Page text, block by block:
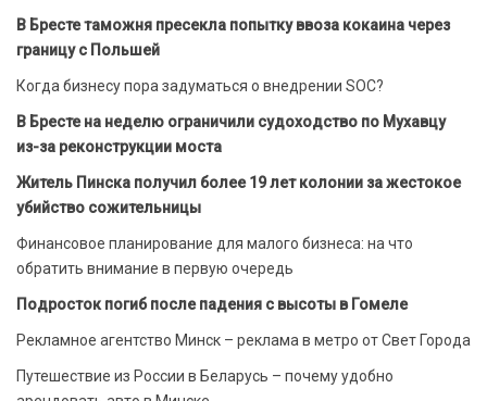
В Бресте таможня пресекла попытку ввоза кокаина через
границу с Польшей
Когда бизнесу пора задуматься о внедрении SOC?
В Бресте на неделю ограничили судоходство по Мухавцу
из-за реконструкции моста
Житель Пинска получил более 19 лет колонии за жестокое
убийство сожительницы
Финансовое планирование для малого бизнеса: на что
обратить внимание в первую очередь
Подросток погиб после падения с высоты в Гомеле
Рекламное агентство Минск – реклама в метро от Свет Города
Путешествие из России в Беларусь – почему удобно